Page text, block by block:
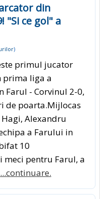
din
"Si ce gol" a
)
primul jucator
prima liga a
Farul - Corvinul 2-0,
de poarta.Mijlocas
Hagi, Alexandru
a Farului in
10
pentru Farul, a
...continuare.